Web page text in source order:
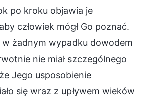
po kroku objawia je
człowiek mógł Go poznać.
żadnym wypadku dowodem
nie miał szczególnego
Jego usposobienie
się wraz z upływem wieków